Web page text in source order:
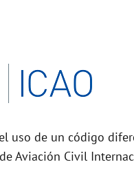
uso de un código
Aviación Civil